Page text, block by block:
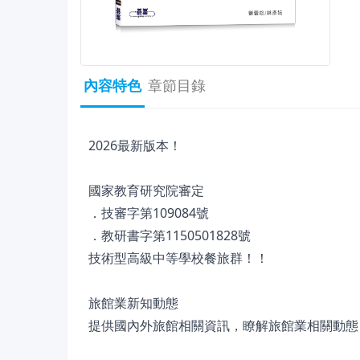
內容特色 章節目錄
2026最新版本！
國家教育研究院審定
．技審字第109084號
．教研書字第1150501828號
技術型高級中等學校餐旅群！！
旅館業新知動態
提供國內外旅館相關資訊，瞭解旅館業相關動態